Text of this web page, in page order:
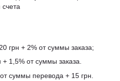
грн + 2% от суммы заказа;
+ 1,5% от суммы заказа.
суммы перевода + 15 грн.